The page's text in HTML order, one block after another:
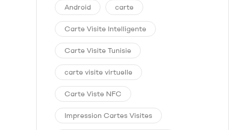
Android carte
Carte Visite Intelligente
Carte Visite Tunisie
carte visite virtuelle
Carte Viste NFC
Impression Cartes Visites